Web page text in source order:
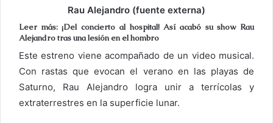
Rau Alejandro (fuente externa)
Leer más: ¡Del concierto al hospital! Así acabó su show Rau
Alejandro tras una lesión en el hombro
Este estreno viene acompañado de un video musical.
Con rastas que evocan el verano en las playas de
Saturno, Rau Alejandro logra unir a terrícolas y
extraterrestres en la superficie lunar.